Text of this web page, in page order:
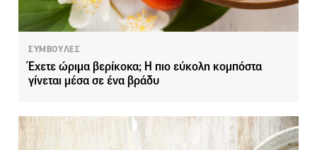
ΣΥΜΒΟΥΛΕΣ
Έχετε ώριμα βερίκοκα; Η πιο εύκολη κομπόστα
γίνεται μέσα σε ένα βράδυ